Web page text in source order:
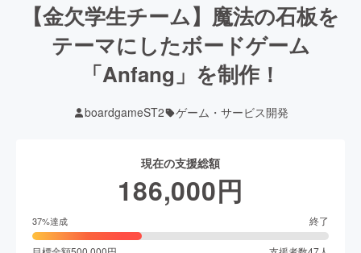
【金欠学生チーム】魔法の石板を
テーマにしたボードゲーム
「Anfang」を制作！
boardgameST2 ゲーム・サービス開発
現在の支援総額
186,000円
37%達成 終了